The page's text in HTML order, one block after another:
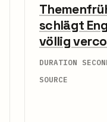
schlägt
völlig
DURATION
SOURCE